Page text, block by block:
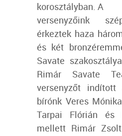
korosztályban. A
versenyzőink
érkeztek haza
és két
Savate
Rimár Savate
versenyzőt
bírónk Veres
Tarpai Flórián és
mellett Rimár